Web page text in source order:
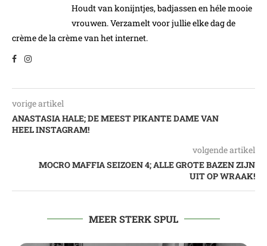
Houdt van konijntjes, badjassen en héle mooie
vrouwen. Verzamelt voor jullie elke dag de
crème de la crème van het internet.
vorige artikel
ANASTASIA HALE; DE MEEST PIKANTE DAME VAN
HEEL INSTAGRAM!
volgende artikel
MOCRO MAFFIA SEIZOEN 4; ALLE GROTE BAZEN ZIJN
UIT OP WRAAK!
MEER STERK SPUL